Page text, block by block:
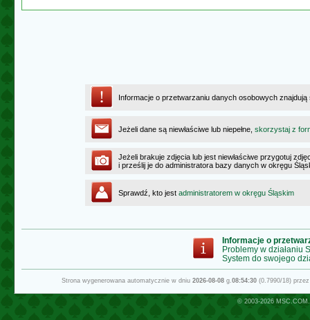
Informacje o przetwarzaniu danych osobowych
Jeżeli dane są niewłaściwe lub niepełne, skorzystaj z
Jeżeli brakuje zdjęcia lub jest niewłaściwe przygotuj
i prześlij je do administratora bazy danych w okręgu
Sprawdź, kto jest administratorem w okręgu Śląskim
Informacje o
Problemy w działaniu
System do swojego
Strona wygenerowana automatycznie w dniu 2026-08-08g.08:54:30(0.7990/18)
© 2003-2026